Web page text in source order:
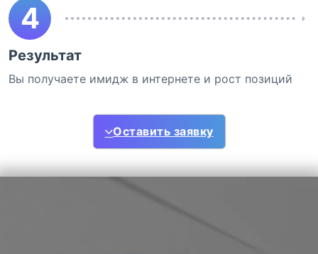
4
Результат
Вы получаете имидж в интернете и рост позиций
Оставить заявку